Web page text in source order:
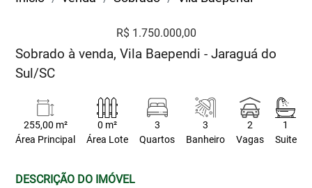
R$ 1.750.000,00
Sobrado à venda, Vila Baependi - Jaraguá do
Sul/SC
255,00 m²
Área Principal
0 m²
Área Lote
3
Quartos
3
Banheiro
2
Vagas
1
Suite
DESCRIÇÃO DO IMÓVEL